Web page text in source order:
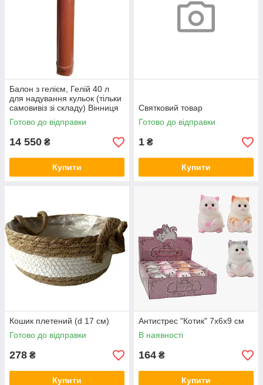
Балон з гелієм, Гелій 40 л
для надування кульок (тільки
самовивіз зі складу) Вінниця
Готово до відправки
14 550 ₴
Купити
Святковий товар
Готово до відправки
1 ₴
Купити
Кошик плетений (d 17 см)
Готово до відправки
278 ₴
Купити
Антистрес "Котик" 7х6х9 см
В наявності
164 ₴
Купити